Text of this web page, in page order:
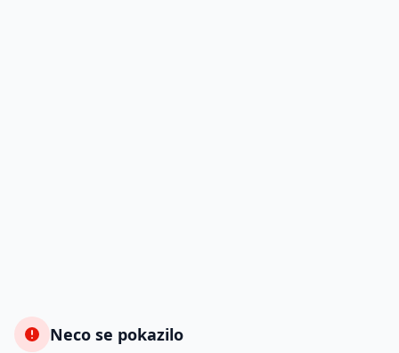
Neco se pokazilo